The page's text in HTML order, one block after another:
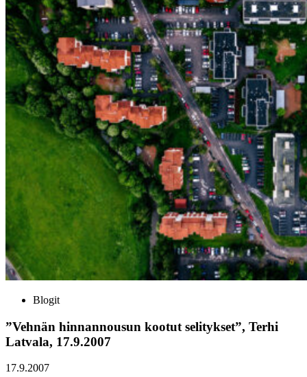
Blogit
”Vehnän hinnannousun kootut selitykset”, Terhi
Latvala, 17.9.2007
17.9.2007